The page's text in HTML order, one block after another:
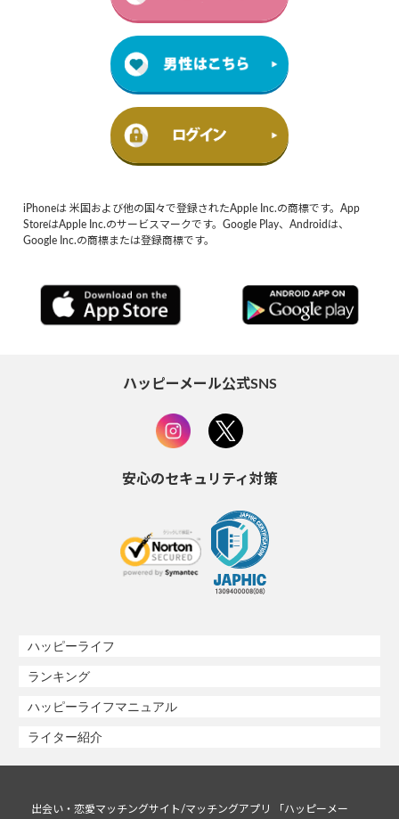
iPhoneは 米国および他の国々で登録されたApple Inc.の商標です。App
StoreはApple Inc.のサービスマークです。Google Play、Androidは、
Google Inc.の商標または登録商標です。
ハッピーメール公式SNS
安心のセキュリティ対策
ハッピーライフ
ランキング
ハッピーライフマニュアル
ライター紹介
出会い・恋愛マッチングサイト/マッチングアプリ 「ハッピーメー